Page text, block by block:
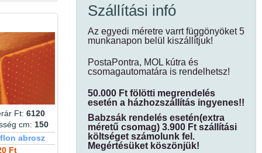
Ft:6120
cm: 150
abrosz
Ft
dínó
drapp
edényfogó kesztyű egyszínű
elefántcsont elegáns élővilág eper erdei
fánk fehér fekete fekete kockás
félorganza fényáteresztő
fényes fenyő fodros forgófonalas
futó függöny fűszernövény
geometriai geometriai minta
geometriai mintás geometria minta gesztenye
gézhatású grafit gránátalma
gyerek gyümölcsfa gyűrt hal
Szállítási infó
Az egyedi méretre varrt függönyöket 5
munkanapon belül kiszállítjuk!
PostaPontra, MOL kútra és
csomagautomatára is rendelhetsz!
50.000 Ft fölötti megrendelés
esetén a házhozszállítás ingyenes!!
Babzsák rendelés esetén(extra
méretű csomag) 3.900 Ft szállítási
költséget számolunk fel.
Megértésüket köszönjük!